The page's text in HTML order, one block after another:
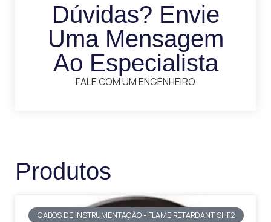
Dúvidas? Envie
Uma Mensagem
Ao Especialista
FALE COM UM ENGENHEIRO
Produtos
CABOS DE INSTRUMENTAÇÃO - FLAME RETARDANT SHF2